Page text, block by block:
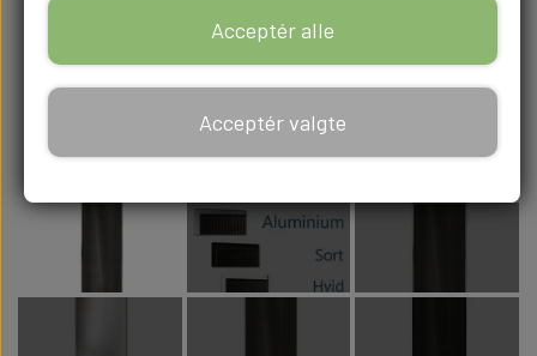
Acceptér alle
Acceptér valgte